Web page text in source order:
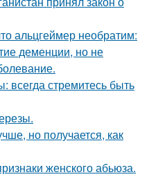
альцгеймер необратим:
деменции, но не
стремитесь быть
но получается, как
женского абьюза.